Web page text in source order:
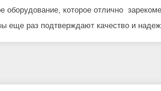
оборудование, которое отлично
еще раз подтверждают качество и